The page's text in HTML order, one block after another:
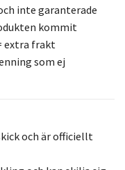
inte garanterade
kommit
extra frakt
som ej
och är officiellt